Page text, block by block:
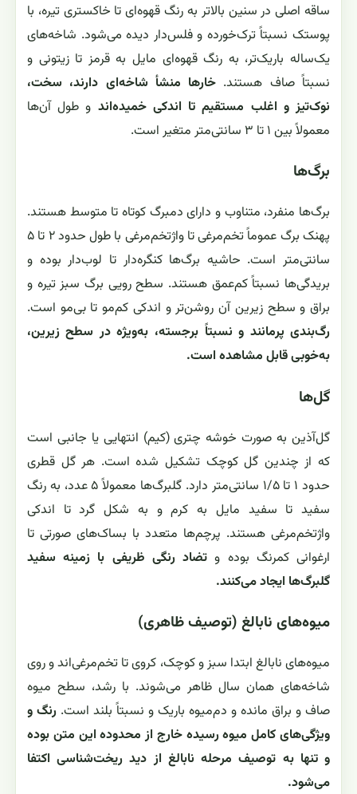
ساقه اصلی در سنین بالاتر به رنگ قهوه‌ای تا خاکستری تیره، با
پوستک نسبتاً ترک‌خورده و فلس‌دار دیده می‌شود. شاخه‌های
یک‌ساله باریک‌تر، به رنگ قهوه‌ای مایل به قرمز تا زیتونی و
نسبتاً صاف هستند. خارها منشأ شاخه‌ای دارند، سخت،
نوک‌تیز و اغلب مستقیم تا اندکی خمیده‌اند و طول آن‌ها
معمولاً بین ۱ تا ۳ سانتی‌متر متغیر است.
برگ‌ها
برگ‌ها منفرد، متناوب و دارای دمبرگ کوتاه تا متوسط هستند.
پهنک برگ عموماً تخم‌مرغی تا واژتخم‌مرغی با طول حدود ۲ تا ۵
سانتی‌متر است. حاشیه برگ‌ها کنگره‌دار تا لوب‌دار بوده و
بریدگی‌ها نسبتاً کم‌عمق هستند. سطح رویی برگ سبز تیره و
براق و سطح زیرین آن روشن‌تر و اندکی کم‌مو تا بی‌مو است.
رگ‌بندی پرمانند و نسبتاً برجسته، به‌ویژه در سطح زیرین،
به‌خوبی قابل مشاهده است.
گل‌ها
گل‌آذین به صورت خوشه چتری (کیم) انتهایی یا جانبی است
که از چندین گل کوچک تشکیل شده است. هر گل قطری
حدود ۱ تا ۱/۵ سانتی‌متر دارد. گلبرگ‌ها معمولاً ۵ عدد، به رنگ
سفید تا سفید مایل به کرم و به شکل گرد تا اندکی
واژتخم‌مرغی هستند. پرچم‌ها متعدد با بساک‌های صورتی تا
ارغوانی کمرنگ بوده و تضاد رنگی ظریفی با زمینه سفید
گلبرگ‌ها ایجاد می‌کنند.
میوه‌های نابالغ (توصیف ظاهری)
میوه‌های نابالغ ابتدا سبز و کوچک، کروی تا تخم‌مرغی‌اند و روی
شاخه‌های همان سال ظاهر می‌شوند. با رشد، سطح میوه
صاف و براق مانده و دم‌میوه باریک و نسبتاً بلند است.رنگ و
ویژگی‌های کامل میوه رسیده خارج از محدوده این متن بوده
و تنها به توصیف مرحله نابالغ از دید ریخت‌شناسی اکتفا
می‌شود.